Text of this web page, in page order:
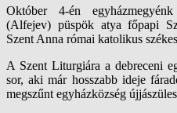
Október 4-én
(Alfejev) püspök atya főpapi
Szent Anna római katolikus
A Szent Liturgiára a debreceni
sor, aki már hosszabb ideje
megszűnt egyházközség